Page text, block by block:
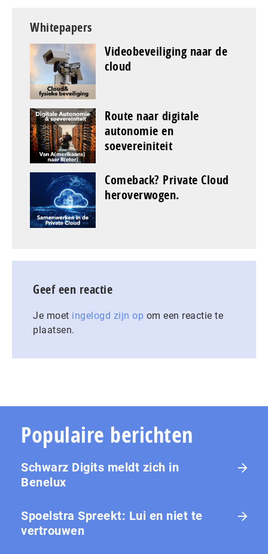
Whitepapers
Videobeveiliging naar de
cloud
Route naar digitale
autonomie en
soevereiniteit
Comeback? Private Cloud
heroverwogen.
Geef een reactie
Je moet ingelogd zijn op om een reactie te
plaatsen.
Populaire berichten
Schwarz Digits meldt zich in
Benelux
Spoelstra Spreekt: Lui en niet te
vertrouwen